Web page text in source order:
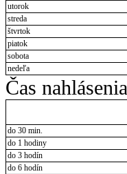
utorok
streda
štvrtok
piatok
sobota
nedeľa
Čas
do 30 min.
do 1 hodiny
do 3 hodín
do 6 hodín